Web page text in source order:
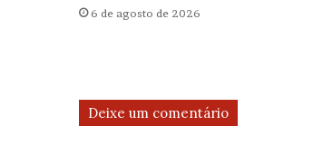
6 de agosto de 2026
Deixe um comentário